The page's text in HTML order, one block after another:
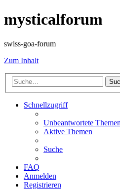
mysticalforum
swiss-goa-forum
Zum Inhalt
Schnellzugriff
Unbeantwortete
Aktive Themen
Suche
FAQ
Anmelden
Registrieren